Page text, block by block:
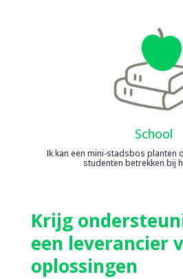
School
Ik kan een mini-stadsbos planten
studenten betrekken bij
Krijg
een leverancier
oplossingen